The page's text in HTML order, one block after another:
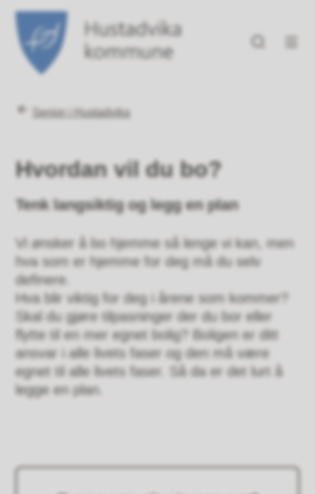
Du er her:
Senior i Hustadvika
Hvordan vil du bo?
Tenk langsiktig og legg en plan
Vi ønsker å bo hjemme så lenge vi kan, men
hva som er hjemme for deg må du selv
definere.
Hva blir viktig for deg i årene som kommer?
Skal du gjøre tilpasninger der du bor eller
flytte til en mer egnet bolig? Boligen er ditt
ansvar i alle livets faser og den må være
egnet til alle livets faser. Så da er det lurt å
legge en plan.